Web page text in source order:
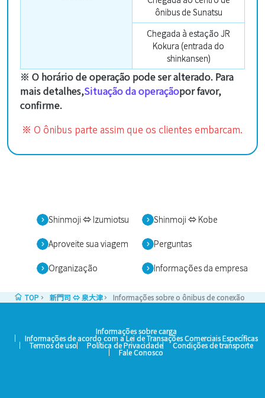
ônibus de Sunatsu
Chegada à estação JR
Kokura (entrada do
shinkansen)
※ O horário de operação pode ser alterado. Para
mais detalhes,Situação da operaçãopor favor,
confirme.
※ O ônibus parte assim que os clientes embarcam.
Shinmoji ⇔ Izumiotsu Shinmoji ⇔ Kobe
Aproveite sua viagem Perguntas
Organização Informações da empresa
TOP 新門司 ⇔ 泉大津 Informações sobre o ônibus de conexão
Informações sobre carga
Informações de acordo com a Lei de Transações Comerciais Específicas
Termos de uso Política de Privacidade Condições de transporte
Fale Conosco